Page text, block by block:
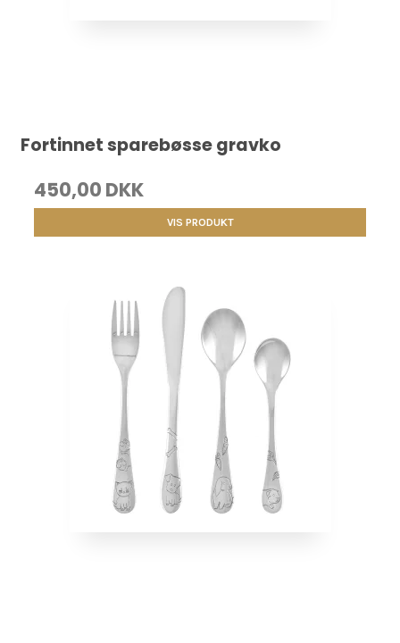
Fortinnet sparebøsse gravko
450,00 DKK
VIS PRODUKT